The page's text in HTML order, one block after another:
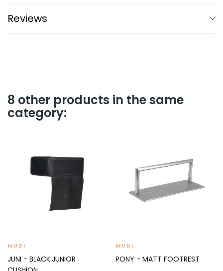
Reviews
8 other products in the same
category:
MUDI
JUNI - BLACK.JUNIOR
MUDI
PONY - MATT FOOTREST